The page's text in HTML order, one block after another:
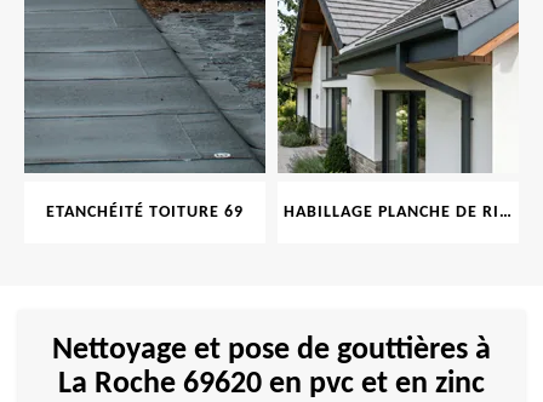
ETANCHÉITÉ TOITURE 69 HABILLAGE PLANCHE DE RIVE 69
Nettoyage et pose de gouttières à
La Roche 69620 en pvc et en zinc